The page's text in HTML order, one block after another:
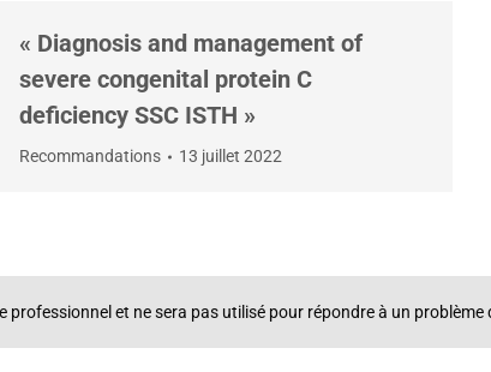
« Diagnosis and management of
severe congenital protein C
deficiency SSC ISTH »
Recommandations 13 juillet 2022
professionnel et ne sera pas utilisé pour répondre à un